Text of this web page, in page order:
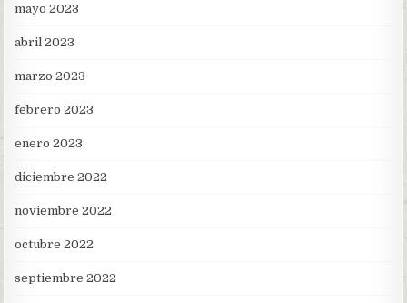
mayo 2023
abril 2023
marzo 2023
febrero 2023
enero 2023
diciembre 2022
noviembre 2022
octubre 2022
septiembre 2022